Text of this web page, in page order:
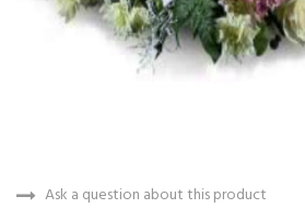
Ask a question about this product